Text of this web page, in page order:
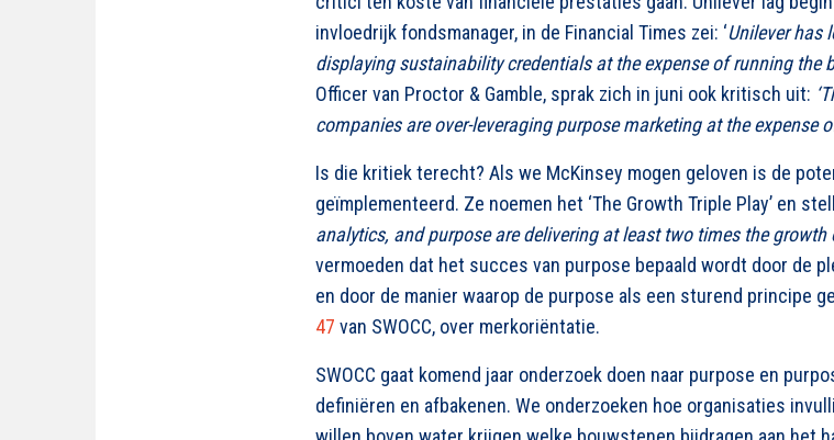
invloedrijk fondsmanager, in de Financial Times zei: ‘Unilever has
displaying sustainability credentials at the expense of running the
Officer van Proctor & Gamble, sprak zich in juni ook kritisch uit:
companies are over-leveraging purpose marketing at the expense
Is die kritiek terecht? Als we McKinsey mogen geloven is de
geïmplementeerd. Ze noemen het ‘The Growth Triple Play’ en
analytics, and purpose are delivering at least two times the growth
vermoeden dat het succes van purpose bepaald wordt door de
en door de manier waarop de purpose als een sturend principe
47 van SWOCC, over merkoriëntatie.
SWOCC gaat komend jaar onderzoek doen naar purpose en
definiëren en afbakenen. We onderzoeken hoe organisaties